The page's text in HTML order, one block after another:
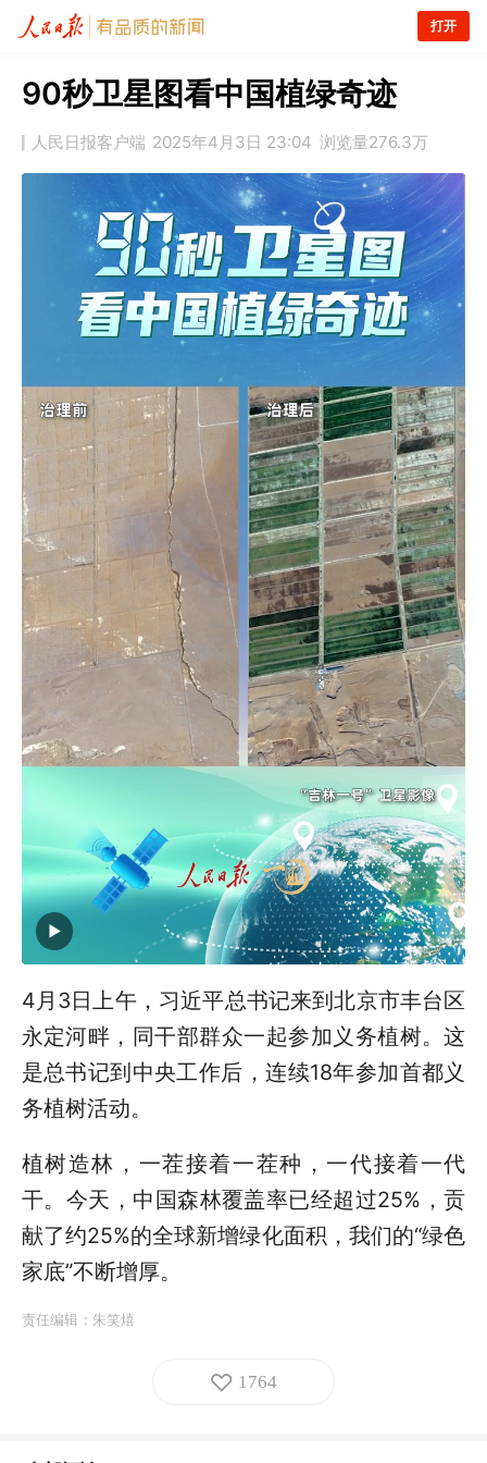
打开
90秒卫星图看中国植绿奇迹
人民日报客户端 2025年4月3日 23:04 浏览量276.3万
4月3日上午，习近平总书记来到北京市丰台区
永定河畔，同干部群众一起参加义务植树。这
是总书记到中央工作后，连续18年参加首都义
务植树活动。
植树造林，一茬接着一茬种，一代接着一代
干。今天，中国森林覆盖率已经超过25%，贡
献了约25%的全球新增绿化面积，我们的“绿色
家底”不断增厚。
责任编辑： 朱笑熺
1764